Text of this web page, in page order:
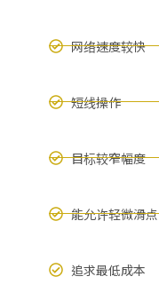
网络速度较快
短线操作
目标较窄幅度
能允许轻微滑点
追求最低成本